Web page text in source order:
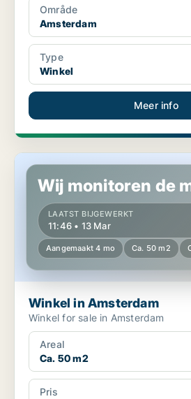
Område
Amsterdam
Type
Winkel
Meer info
Winkel in Amsterdam
Wij monitoren de
LAATST BIJGEWERKT
11:46 • 13 Mar
Aangemaakt 4 mo Ca. 50 m2
Winkel in Amsterdam
Winkel for sale in Amsterdam
Areal
Ca. 50 m2
Pris